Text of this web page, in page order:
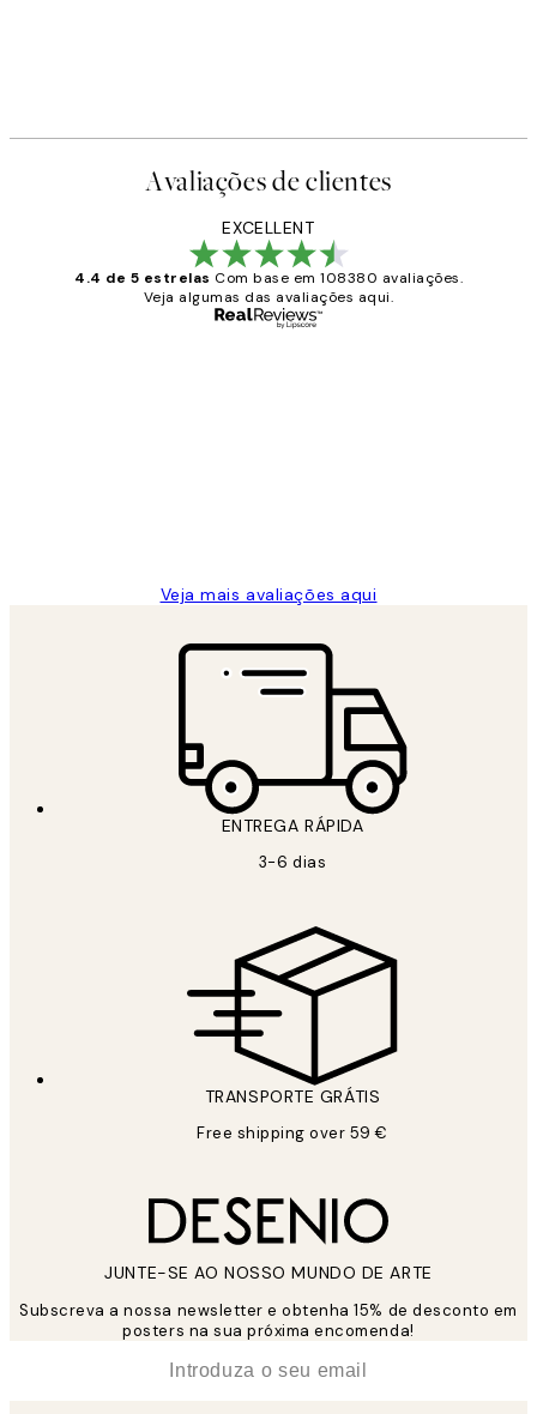
Avaliações de clientes
EXCELLENT
4.4 de 5 estrelas Com base em 108380 avaliações.
Veja algumas das avaliações aqui.
Veja mais avaliações aqui
ENTREGA RÁPIDA
3-6 dias
TRANSPORTE GRÁTIS
Free shipping over 59 €
JUNTE-SE AO NOSSO MUNDO DE ARTE
Subscreva a nossa newsletter e obtenha 15% de desconto em
posters na sua próxima encomenda!